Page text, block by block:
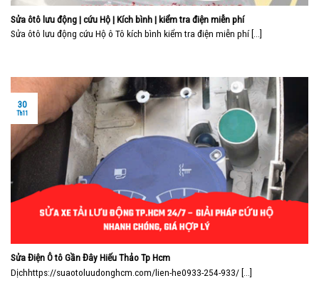
Sửa ôtô lưu động | cứu Hộ | Kích bình | kiểm tra điện miễn phí
Sửa ôtô lưu động cứu Hộ ô Tô kích bình kiểm tra điện miễn phí [...]
Sửa Điện Ô tô Gần Đây Hiếu Thảo Tp Hcm
Dịchhttps://suaotoluudonghcm.com/lien-he0933-254-933/ [...]
30
Th11